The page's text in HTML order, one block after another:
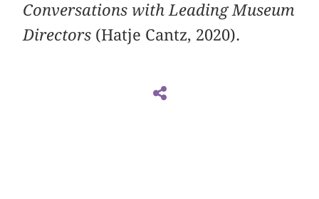
Conversations with Leading Museum
Directors (Hatje Cantz, 2020).